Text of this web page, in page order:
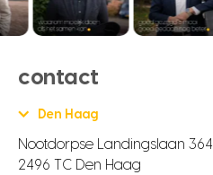
contact
Den Haag
Nootdorpse Landingslaan 364
2496 TC Den Haag